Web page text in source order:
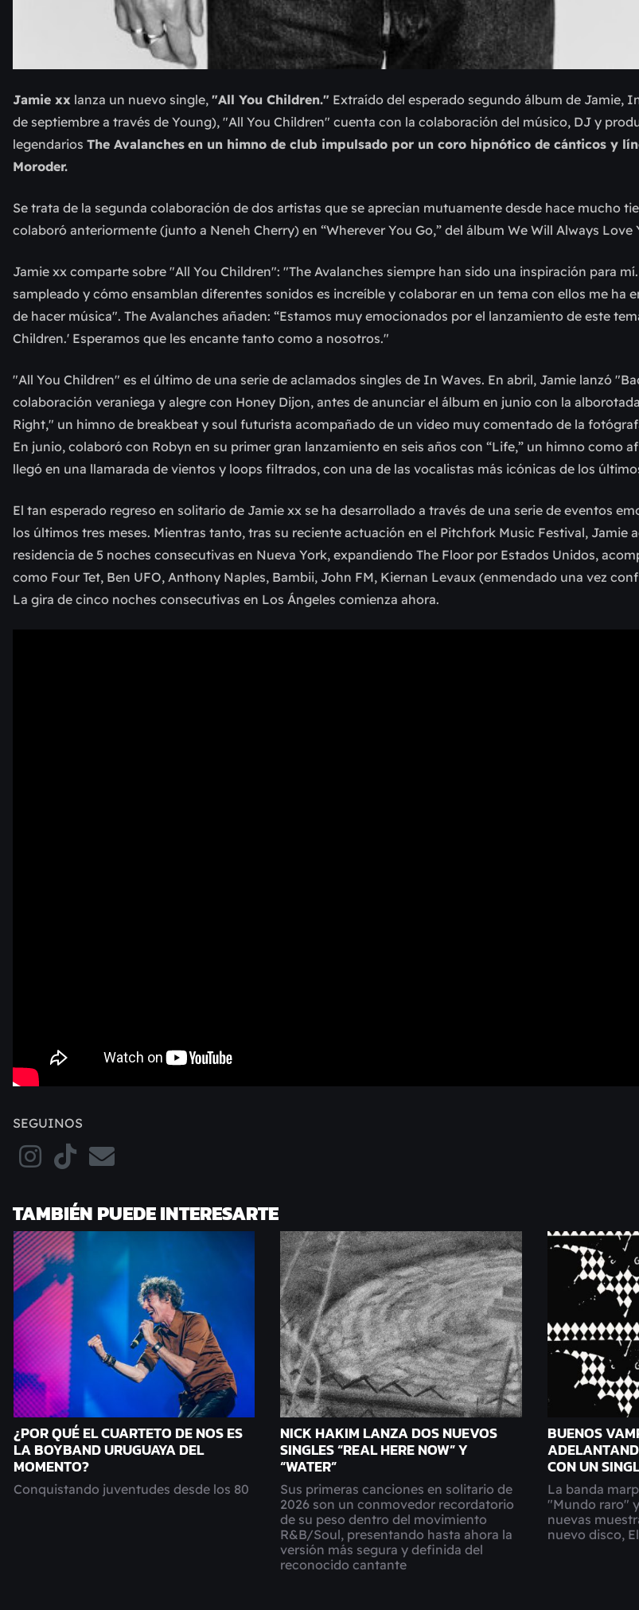
Jamie xx lanza un nuevo single, "All You Children." Extraído del esperado segundo álbum de Jamie,
de septiembre a través de Young), "All You Children" cuenta con la colaboración del músico, DJ y
legendarios The Avalanches en un himno de club impulsado por un coro hipnótico de cánticos y
Moroder.
Se trata de la segunda colaboración de dos artistas que se aprecian mutuamente desde hace mucho
colaboró anteriormente (junto a Neneh Cherry) en “Wherever You Go,” del álbum We Will Always Love
Jamie xx comparte sobre "All You Children": "The Avalanches siempre han sido una inspiración para
sampleado y cómo ensamblan diferentes sonidos es increíble y colaborar en un tema con ellos me ha
de hacer música". The Avalanches añaden: “Estamos muy emocionados por el lanzamiento de este
Children.' Esperamos que les encante tanto como a nosotros."
"All You Children" es el último de una serie de aclamados singles de In Waves. En abril, Jamie lanzó
colaboración veraniega y alegre con Honey Dijon, antes de anunciar el álbum en junio con la
Right," un himno de breakbeat y soul futurista acompañado de un video muy comentado de la
En junio, colaboró con Robyn en su primer gran lanzamiento en seis años con “Life,” un himno como
llegó en una llamarada de vientos y loops filtrados, con una de las vocalistas más icónicas de los
El tan esperado regreso en solitario de Jamie xx se ha desarrollado a través de una serie de eventos
los últimos tres meses. Mientras tanto, tras su reciente actuación en el Pitchfork Music Festival, Jamie
residencia de 5 noches consecutivas en Nueva York, expandiendo The Floor por Estados Unidos,
como Four Tet, Ben UFO, Anthony Naples, Bambii, John FM, Kiernan Levaux (enmendado una vez
La gira de cinco noches consecutivas en Los Ángeles comienza ahora.
SEGUINOS
TAMBIÉN PUEDE INTERESARTE
¿POR QUÉ EL CUARTETO DE NOS ES
LA BOYBAND URUGUAYA DEL
MOMENTO?
Conquistando juventudes desde los 80
NICK HAKIM LANZA DOS NUEVOS
SINGLES “REAL HERE NOW” Y
“WATER”
Sus primeras canciones en solitario de
2026 son un conmovedor recordatorio
de su peso dentro del movimiento
R&B/Soul, presentando hasta ahora la
versión más segura y definida del
reconocido cantante
BUENOS
CON UN
La banda
"Mundo raro"
nuevas
nuevo disco,